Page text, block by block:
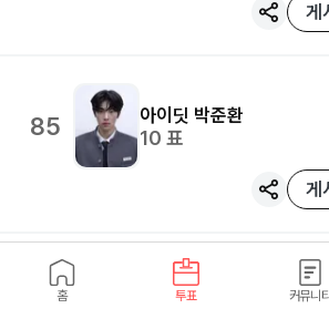
게
85 아이딧 박준환
10 표
게
86 아이딧 박성현
홈 투표 커뮤니